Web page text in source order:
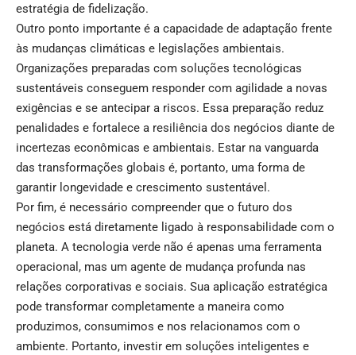
estratégia de fidelização.
Outro ponto importante é a capacidade de adaptação frente
às mudanças climáticas e legislações ambientais.
Organizações preparadas com soluções tecnológicas
sustentáveis conseguem responder com agilidade a novas
exigências e se antecipar a riscos. Essa preparação reduz
penalidades e fortalece a resiliência dos negócios diante de
incertezas econômicas e ambientais. Estar na vanguarda
das transformações globais é, portanto, uma forma de
garantir longevidade e crescimento sustentável.
Por fim, é necessário compreender que o futuro dos
negócios está diretamente ligado à responsabilidade com o
planeta. A tecnologia verde não é apenas uma ferramenta
operacional, mas um agente de mudança profunda nas
relações corporativas e sociais. Sua aplicação estratégica
pode transformar completamente a maneira como
produzimos, consumimos e nos relacionamos com o
ambiente. Portanto, investir em soluções inteligentes e